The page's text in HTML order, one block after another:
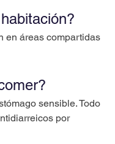
en áreas compartidas
sensible. Todo
por